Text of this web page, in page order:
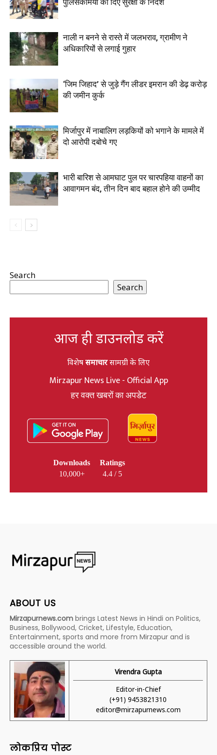
नाली न बनने से रास्ते में जलभराव, ग्रामीण ने
अधिकारियों से लगाई गुहार
‘जिम जिहाद’ से जुड़े गैंग लीडर इमरान की डेढ़ करोड़
की जमीन कुर्क
मिर्जापुर में नाबालिग लड़कियों को भगाने के मामले में
दो आरोपी दबोचे गए
भारी बारिश से आमघाट पुल पर चारपहिया वाहनों का
आवागमन बंद, तीन दिन बाद बहाल होने की उम्मीद
Search
Search
आज ही डाउनलोड करें
विशेषसमाचारसामग्री के लिए
Mirzapur News Live - Official App
हर वक्त खबरों का अपडेट
Downloads
10,000+
Ratings
4.4 / 5
ABOUT US
Mirzapurnews.com brings Latest News in Hindi on Politics,
Business, Bollywood, Cricket, Lifestyle, Education,
Entertainment, sports and more from Mirzapur and is
accessible around the world.
Virendra Gupta
Editor-in-Chief
(+91) 9453821310
editor@mirzapurnews.com
लोकप्रिय पोस्ट